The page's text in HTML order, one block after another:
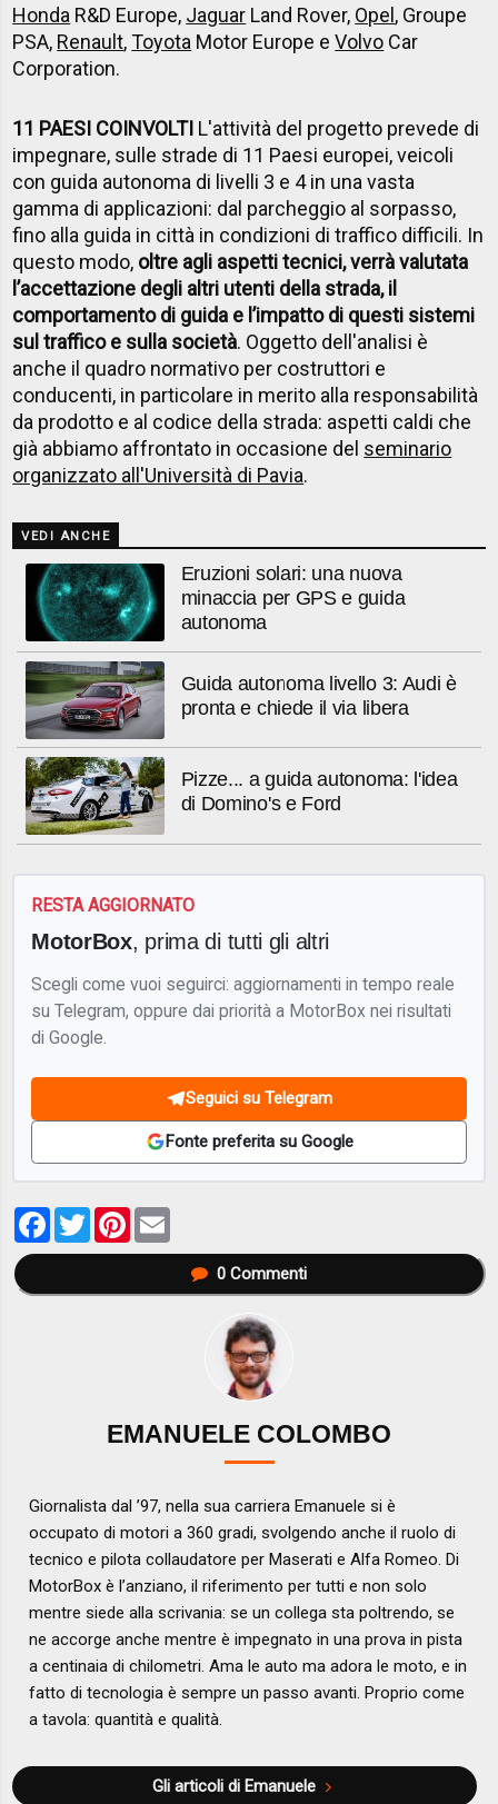
Honda R&D Europe, Jaguar Land Rover, Opel, Groupe
PSA, Renault,Toyota Motor Europe eVolvo Car
Corporation.
11 PAESI COINVOLTI L'attività del progetto prevede di
impegnare, sulle strade di 11 Paesi europei, veicoli
con guida autonoma di livelli 3 e 4 in una vasta
gamma di applicazioni: dal parcheggio al sorpasso,
fino alla guida in città in condizioni di traffico difficili. In
questo modo, oltre agli aspetti tecnici, verrà valutata
l’accettazione degli altri utenti della strada, il
comportamento di guida e l’impatto di questi sistemi
sul traffico e sulla società. Oggetto dell'analisi è
anche il quadro normativo per costruttori e
conducenti, in particolare in merito alla responsabilità
da prodotto e al codice della strada: aspetti caldi che
già abbiamo affrontato in occasione del seminario
organizzato all'Università di Pavia.
VEDI ANCHE
Eruzioni solari: una nuova
minaccia per GPS e guida
autonoma
Guida autonoma livello 3: Audi è
pronta e chiede il via libera
Pizze... a guida autonoma: l'idea
di Domino's e Ford
RESTA AGGIORNATO
MotorBox, prima di tutti gli altri
Scegli come vuoi seguirci: aggiornamenti in tempo reale
su Telegram, oppure dai priorità a MotorBox nei risultati
di Google.
Seguici su Telegram
Fonte preferita su Google
Facebook
TwitterPinterest
0Commenti
EMANUELE COLOMBO
Giornalista dal ’97, nella sua carriera Emanuele si è
occupato di motori a 360 gradi, svolgendo anche il ruolo di
tecnico e pilota collaudatore per Maserati e Alfa Romeo. Di
MotorBox è l’anziano, il riferimento per tutti e non solo
mentre siede alla scrivania: se un collega sta poltrendo, se
ne accorge anche mentre è impegnato in una prova in pista
a centinaia di chilometri. Ama le auto ma adora le moto, e in
fatto di tecnologia è sempre un passo avanti. Proprio come
a tavola: quantità e qualità.
Gli articoli di Emanuele